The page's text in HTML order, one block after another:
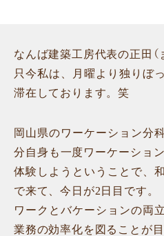
なんば建築工房代表の正田（
只今私は、月曜より独りぼ
滞在しております。笑
岡山県のワーケーション分
分自身も一度ワーケーショ
体験しようということで、
で来て、今日が2日目です。
ワークとバケーションの両
業務の効率化を図ることが目